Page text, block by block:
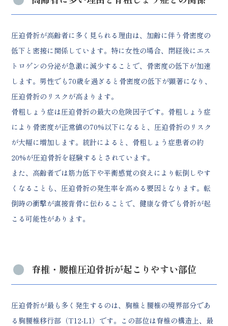
圧迫骨折が高齢者に多く見られる理由は、加齢に伴う骨密度の
低下と密接に関係しています。特に女性の場合、閉経後にエス
トロゲンの分泌が急激に減少することで、骨密度の低下が加速
します。男性でも70歳を過ぎると骨密度の低下が顕著になり、
圧迫骨折のリスクが高まります。
骨粗しょう症は圧迫骨折の最大の危険因子です。骨粗しょう症
により骨密度が正常値の70%以下になると、圧迫骨折のリスク
が大幅に増加します。統計によると、骨粗しょう症患者の約
20%が圧迫骨折を経験するとされています。
また、高齢者では筋力低下や平衡感覚の衰えにより転倒しやす
くなることも、圧迫骨折の発生率を高める要因となります。転
倒時の衝撃が直接背骨に伝わることで、健康な骨でも骨折が起
こる可能性があります。
脊椎・腰椎圧迫骨折が起こりやすい部位
圧迫骨折が最も多く発生するのは、胸椎と腰椎の境界部分であ
る胸腰椎移行部（T12-L1）です。この部位は脊椎の構造上、最